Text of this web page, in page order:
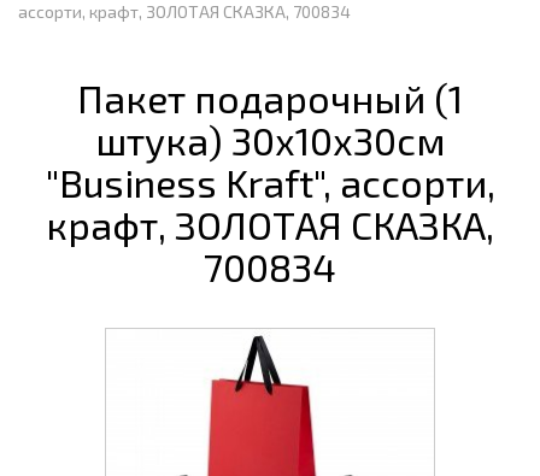
ассорти, крафт, ЗОЛОТАЯ СКАЗКА, 700834
Пакет подарочный (1
штука) 30х10х30см
"Business Kraft", ассорти,
крафт, ЗОЛОТАЯ СКАЗКА,
700834